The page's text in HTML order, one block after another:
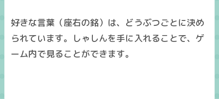
好きな言葉（座右の銘）は、どうぶつごとに決め
られています。しゃしんを手に入れることで、ゲ
ーム内で見ることができます。